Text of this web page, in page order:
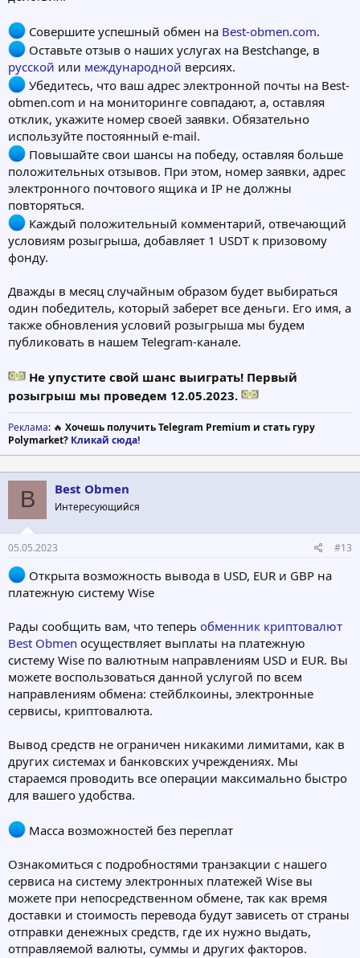
Совершите успешный обмен на Best-obmen.com.
Оставьте отзыв о наших услугах на Bestchange, в
русской или международной версиях.
Убедитесь, что ваш адрес электронной почты на Best-
obmen.com и на мониторинге совпадают, а, оставляя
отклик, укажите номер своей заявки. Обязательно
используйте постоянный e-mail.
Повышайте свои шансы на победу, оставляя больше
положительных отзывов. При этом, номер заявки, адрес
электронного почтового ящика и IP не должны
повторяться.
Каждый положительный комментарий, отвечающий
условиям розыгрыша, добавляет 1 USDT к призовому
фонду.
Дважды в месяц случайным образом будет выбираться
один победитель, который заберет все деньги. Его имя, а
также обновления условий розыгрыша мы будем
публиковать в нашем Telegram-канале.
Не упустите свой шанс выиграть! Первый
розыгрыш мы проведем 12.05.2023.
Реклама: 🔥 Хочешь получить Telegram Premium и стать гуру
Polymarket? Кликай сюда!
B Best Obmen
Интересующийся
05.05.2023 #13
Открыта возможность вывода в USD, EUR и GBP на
платежную систему Wise
Рады сообщить вам, что теперь обменник криптовалют
Best Obmen осуществляет выплаты на платежную
систему Wise по валютным направлениям USD и EUR. Вы
можете воспользоваться данной услугой по всем
направлениям обмена: стейблкоины, электронные
сервисы, криптовалюта.
Вывод средств не ограничен никакими лимитами, как в
других системах и банковских учреждениях. Мы
стараемся проводить все операции максимально быстро
для вашего удобства.
Масса возможностей без переплат
Ознакомиться с подробностями транзакции с нашего
сервиса на систему электронных платежей Wise вы
можете при непосредственном обмене, так как время
доставки и стоимость перевода будут зависеть от страны
отправки денежных средств, где их нужно выдать,
отправляемой валюты, суммы и других факторов.